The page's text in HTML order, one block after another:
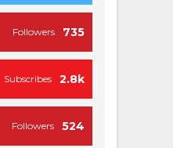
735
Followers
2.8k
Subscribes
524
Followers